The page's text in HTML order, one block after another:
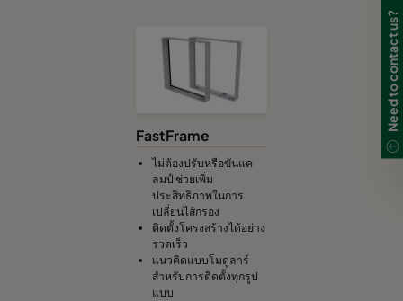
FastFrame
ไม่ต้องปรับหรือขันแค
ลมป์ ช่วยเพิ่ม
ประสิทธิภาพในการ
เปลี่ยนไส้กรอง
ติดตั้งโครงสร้างได้อย่าง
รวดเร็ว
แนวคิดแบบโมดูลาร์
สำหรับการติดตั้งทุกรูป
แบบ
Need to contact us?